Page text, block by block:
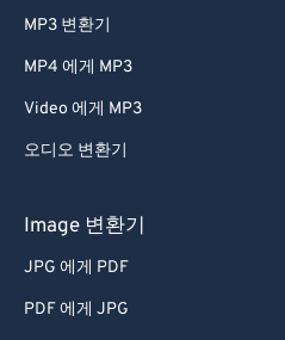
MP3 변환기
MP4 에게 MP3
Video 에게 MP3
오디오 변환기
Image 변환기
JPG 에게 PDF
PDF 에게 JPG